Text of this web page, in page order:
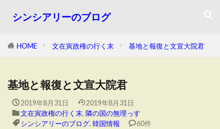
シンシアリーのブログ
HOME 文在寅政権の行く末 基地と報復と文宣大院君
基地と報復と文宣大院君
2019年8月31日
2019年8月31日
文在寅政権の行く末, 隣の国の無理っす
シンシアリーのブログ, 韓国情報 60件